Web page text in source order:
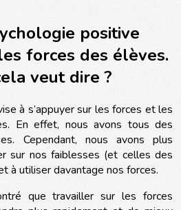
positive
forces des élèves.
veut dire ?
à s’appuyer sur les forces et les
En effet, nous avons tous des
Cependant, nous avons plus
sur nos faiblesses (et celles des
à utiliser davantage nos forces.
que travailler sur les forces